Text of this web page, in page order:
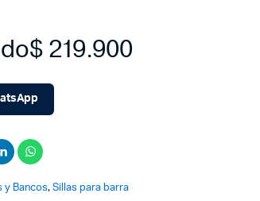
$219.900
y Bancos,Sillas para barra